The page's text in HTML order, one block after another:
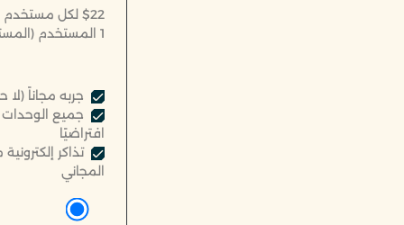
$22 لكل مستخدم
1 المستخدم
جربه مجاناً (لا
جميع الوحدات
افتراضيًا
تذاكر
المجاني